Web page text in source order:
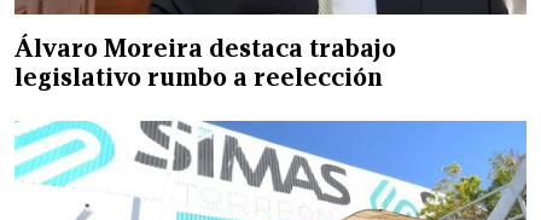
Álvaro Moreira destaca trabajo
legislativo rumbo a reelección